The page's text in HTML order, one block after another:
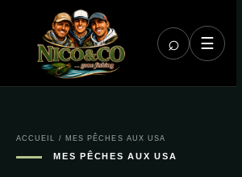
⌕ ☰
ACCUEIL / MES PÊCHES AUX USA
MES PÊCHES AUX USA